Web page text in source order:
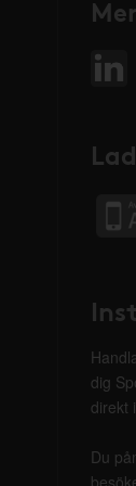
dig
direkt
Du